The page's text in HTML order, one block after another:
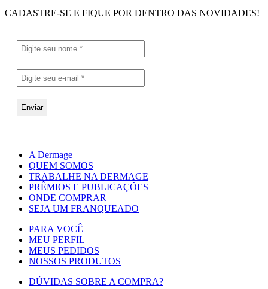
CADASTRE-SE E FIQUE POR DENTRO DAS NOVIDADES!
A Dermage
QUEM SOMOS
TRABALHE NA DERMAGE
PRÊMIOS E PUBLICAÇÕES
ONDE COMPRAR
SEJA UM FRANQUEADO
PARA VOCÊ
MEU PERFIL
MEUS PEDIDOS
NOSSOS PRODUTOS
DÚVIDAS SOBRE A COMPRA?